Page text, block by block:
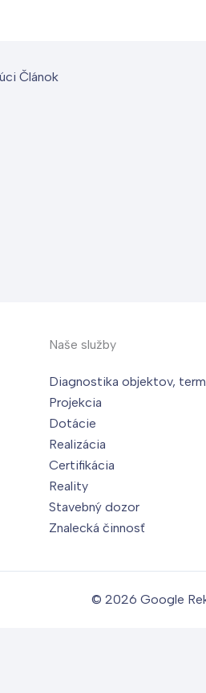
Článok
Naše služby
Diagnostika objektov,
Projekcia
Dotácie
Realizácia
Certifikácia
Reality
Stavebný dozor
Znalecká činnosť
© 2026 Google